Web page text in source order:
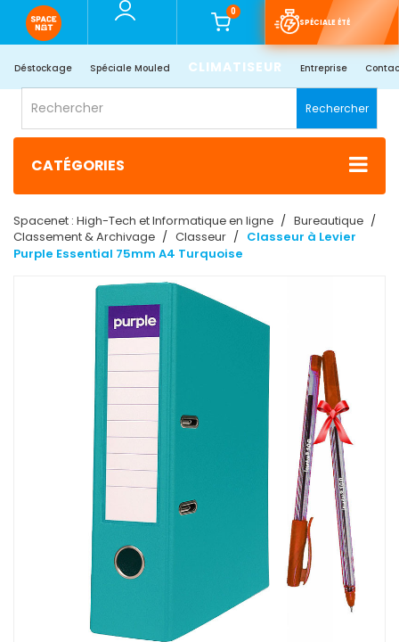
0
SPÉCIALE ÉTÉ
Déstockage Spéciale Mouled CLIMATISEUR Entreprise
Rechercher
CATÉGORIES
Spacenet : High-Tech et Informatique en ligne
Bureautique
Classement & Archivage
Classeur
Classeur à Levier
Purple Essential 75mm A4 Turquoise